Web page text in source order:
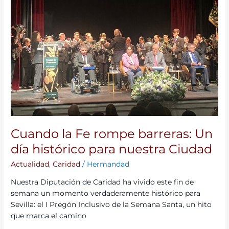
Cuando la Fe rompe barreras: Un
día histórico para nuestra Ciudad
Actualidad,Caridad / Hermandad
Nuestra Diputación de Caridad ha vivido este fin de
semana un momento verdaderamente histórico para
Sevilla: el I Pregón Inclusivo de la Semana Santa, un hito
que marca el camino
barreras:
día
histórico
para
nuestra
Ciudad